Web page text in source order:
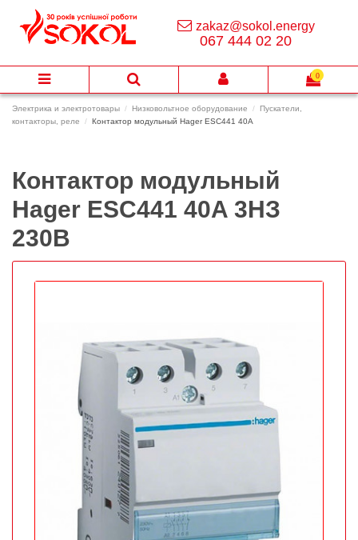
Электрика и электротовары Низковольтное оборудование
Пускатели,
контакторы, реле
Контактор модульный Hager ESC441 40A
Контактор модульный
Hager ESC441 40A 3НЗ
230В
zakaz@sokol.energy
067 444 02 20
0